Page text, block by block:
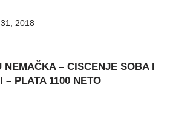
2018
NEMAČKA – CISCENJE SOBA I
– PLATA 1100 NETO